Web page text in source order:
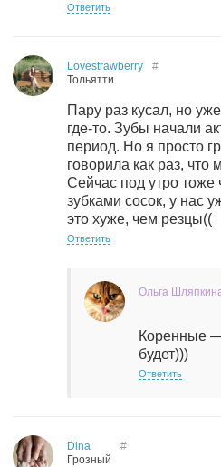
Ответить
Lovestrawberry
Тольятти
#
Пару раз кусал, но
где-то. Зубы начали
период. Но я просто
говорила как раз,
Сейчас под утро тоже
зубками сосок, у нас
это хуже, чем резцы((
Ответить
Ольга
Коренные
будет)))
Ответить
Dina
Грозный
#